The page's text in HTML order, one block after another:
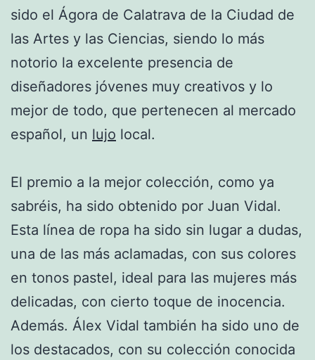
sido el Ágora de Calatrava de la Ciudad de
las Artes y las Ciencias, siendo lo más
notorio la excelente presencia de
diseñadores jóvenes muy creativos y lo
mejor de todo, que pertenecen al mercado
español, un lujo local.
El premio a la mejor colección, como ya
sabréis, ha sido obtenido por Juan Vidal.
Esta línea de ropa ha sido sin lugar a dudas,
una de las más aclamadas, con sus colores
en tonos pastel, ideal para las mujeres más
delicadas, con cierto toque de inocencia.
Además. Álex Vidal también ha sido uno de
los destacados, con su colección conocida